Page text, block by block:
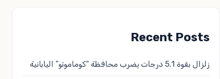
Recent Posts
زلزال بقوة 5.1 درجات يضرب محافظة “كوماموتو” اليابانية